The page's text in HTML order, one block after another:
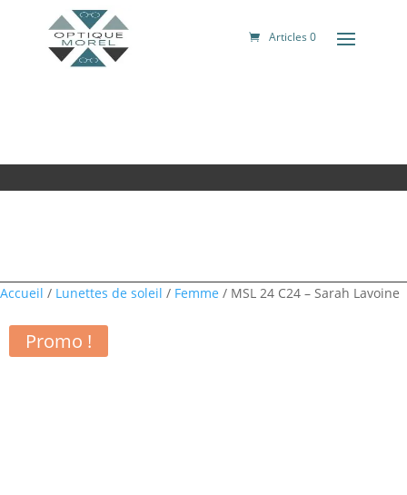
Articles 0
Accueil / Lunettes de soleil / Femme / MSL 24 C24 – Sarah Lavoine
Promo !